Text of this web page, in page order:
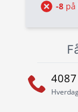
-8 på